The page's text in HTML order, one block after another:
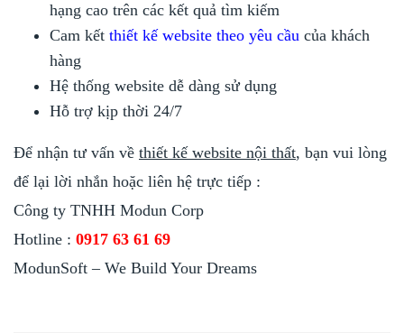
hạng cao trên các kết quả tìm kiếm
Cam kết thiết kế website theo yêu cầu của khách
hàng
Hệ thống website dễ dàng sử dụng
Hỗ trợ kịp thời 24/7
Để nhận tư vấn về thiết kế website nội thất, bạn vui lòng
để lại lời nhắn hoặc liên hệ trực tiếp :
Công ty TNHH Modun Corp
Hotline : 0917 63 61 69
ModunSoft – We Build Your Dreams